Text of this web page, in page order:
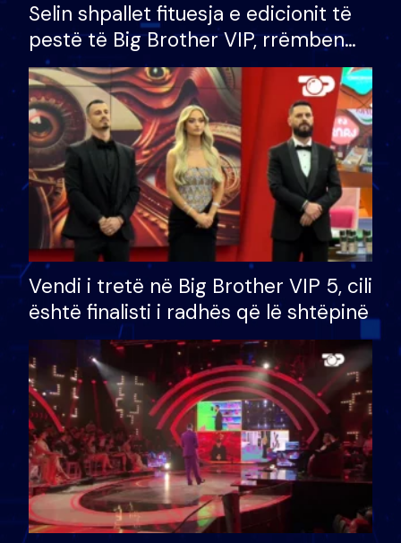
Selin shpallet fituesja e edicionit të
pestë të Big Brother VIP, rrëmben
çmimin e madh prej 100 mijë eurosh
Vendi i tretë në Big Brother VIP 5, cili
është finalisti i radhës që lë shtëpinë